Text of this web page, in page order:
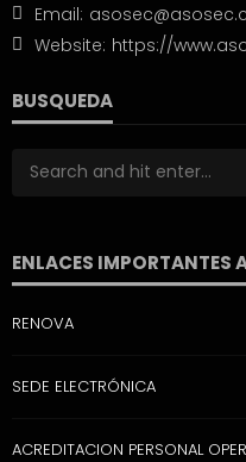
Email:
Website: https://
BUSQUEDA
ENLACES IMPORTANTES
RENOVA
SEDE ELECTRÓNICA
ACREDITACION PERSONAL